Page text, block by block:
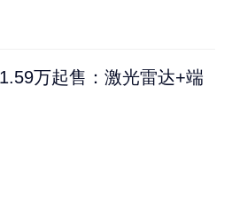
万起售：激光雷达+端